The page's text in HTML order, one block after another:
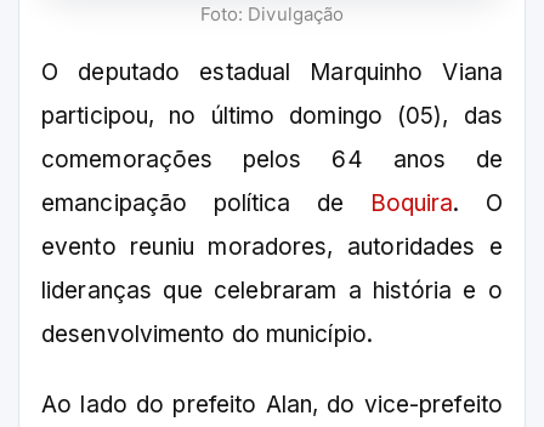
Foto: Divulgação
O deputado estadual Marquinho Viana
participou, no último domingo (05), das
comemorações pelos 64 anos de
emancipação política de
Boquira. O
evento reuniu moradores, autoridades e
lideranças que celebraram a história e o
desenvolvimento do município.
Ao lado do prefeito Alan, do vice-prefeito